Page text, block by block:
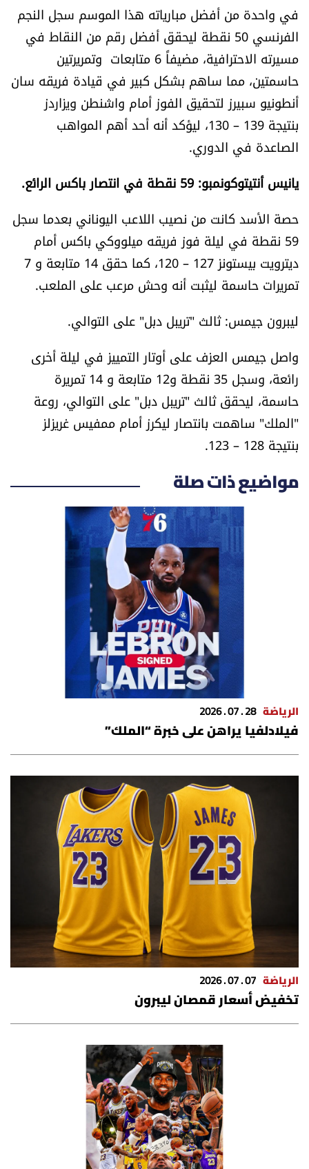
ثقافة وفنون
فصل من كتاب
اقرأ تضحك
كاميرا
سجالات
صحّة وصحن
الرياضة
منوّعات
حظّك اليوم
للتاريخ
فيديو
من نحن
للتواصل معنا
شروط الاستخدام
شروط الإشتراك
Digital solutions by
في واحدة من أفضل مبارياته هذا الموسم سجل النجم
الفرنسي 50 نقطة ليحقق أفضل رقم من النقاط في
مسيرته الاحترافية، مضيفاً 6 متابعات وتمريرتين
حاسمتين، مما ساهم بشكل كبير في قيادة فريقه سان
أنطونيو سبيرز لتحقيق الفوز أمام واشنطن ويزاردز
بنتيجة 139 – 130، ليؤكد أنه أحد أهم المواهب
الصاعدة في الدوري.
يانيس أنتيتوكونمبو: 59 نقطة في انتصار باكس الرائع.
حصة الأسد كانت من نصيب اللاعب اليوناني بعدما سجل
59 نقطة في ليلة فوز فريقه ميلووكي باكس أمام
ديترويت بيستونز 127 – 120، كما حقق 14 متابعة و 7
تمريرات حاسمة ليثبت أنه وحش مرعب على الملعب.
ليبرون جيمس: ثالث "تريبل دبل" على التوالي.
واصل جيمس العزف على أوتار التمييز في ليلة أخرى
رائعة، وسجل 35 نقطة و12 متابعة و 14 تمريرة
حاسمة، ليحقق ثالث "تريبل دبل" على التوالي، روعة
"الملك" ساهمت بانتصار ليكرز أمام ممفيس غريزلز
بنتيجة 128 – 123.
مواضيع ذات صلة
الرياضة 28 . 07 . 2026
فيلادلفيا يراهن على خبرة “الملك”
الرياضة 07 . 07 . 2026
تخفيض أسعار قمصان ليبرون